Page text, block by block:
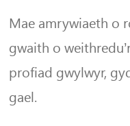
Mae amrywiaeth o
gwaith o
profiad gwylwyr,
gael.